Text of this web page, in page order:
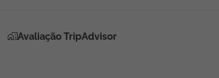
Avaliação TripAdvisor